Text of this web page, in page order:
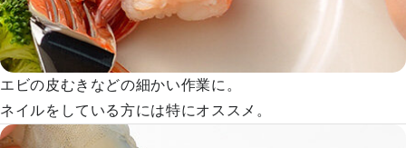
エビの皮むきなどの細かい作業に。
ネイルをしている方には特にオススメ。